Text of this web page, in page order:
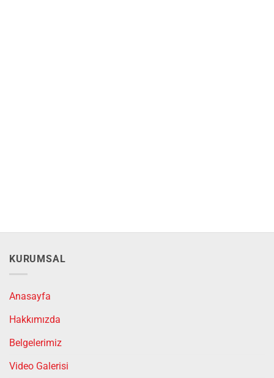
KURUMSAL
Anasayfa
Hakkımızda
Belgelerimiz
Video Galerisi